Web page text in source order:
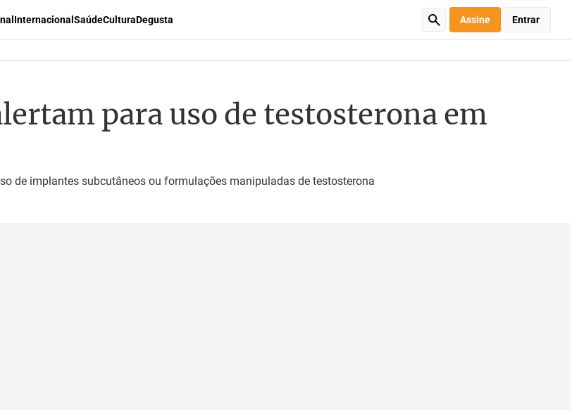
Internacional SaúdeCulturaDegusta Assine Entrar
para uso de testosterona em
de implantes subcutâneos ou formulações manipuladas de testosterona